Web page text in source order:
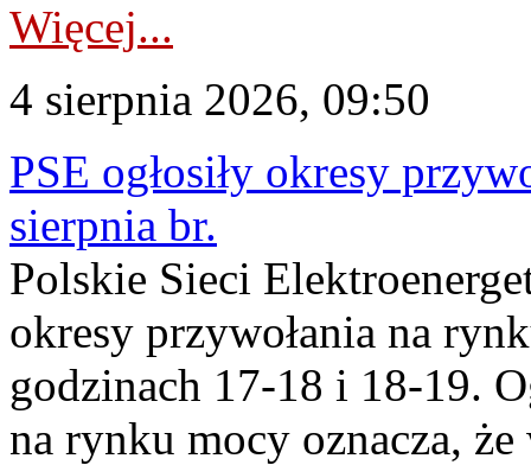
Więcej...
4 sierpnia 2026, 09:50
PSE ogłosiły okresy
sierpnia br.
Polskie Sieci
okresy przywołania na
godzinach 17-18 i 18-19.
na rynku mocy oznacza,